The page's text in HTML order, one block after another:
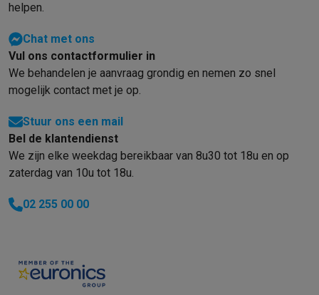
helpen.
Chat met ons
Vul ons contactformulier in
We behandelen je aanvraag grondig en nemen zo snel
mogelijk contact met je op.
Stuur ons een mail
Bel de klantendienst
We zijn elke weekdag bereikbaar van 8u30 tot 18u en op
zaterdag van 10u tot 18u.
02 255 00 00